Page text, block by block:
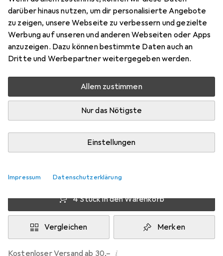
darüber hinaus nutzen, um dir personalisierte Angebote
zu zeigen, unsere Webseite zu verbessern und gezielte
Werbung auf unseren und anderen Webseiten oder Apps
anzuzeigen. Dazu können bestimmte Daten auch an
Dritte und Werbepartner weitergegeben werden.
Allem zustimmen
Nur das Nötigste
Einstellungen
Impressum Datenschutzerklärung
Preis in EUR inkl. MwSt.
2
Bewertungen
Mehr als 10 Stück an Lager beim Lieferanten
Lieferort angeben für genaue Lieferzeit
EUR
6,53
EUR
5,97
3 Stück
EUR
5,71pro Stück
EUR
5,43
4 Stück in den Warenkorb
Vergleichen Merken
Kostenloser Versand ab 30,– i